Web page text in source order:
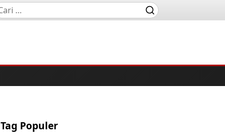
Tag Populer